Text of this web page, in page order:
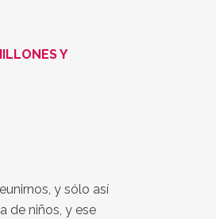
Y
y sólo así
de niños, y ese